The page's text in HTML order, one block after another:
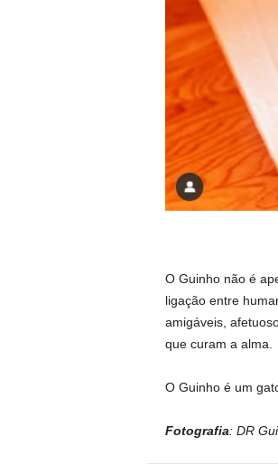
O Guinho não é
ligação entre
amigáveis,
que curam a alma.
O Guinho é um
Fotografia: DR